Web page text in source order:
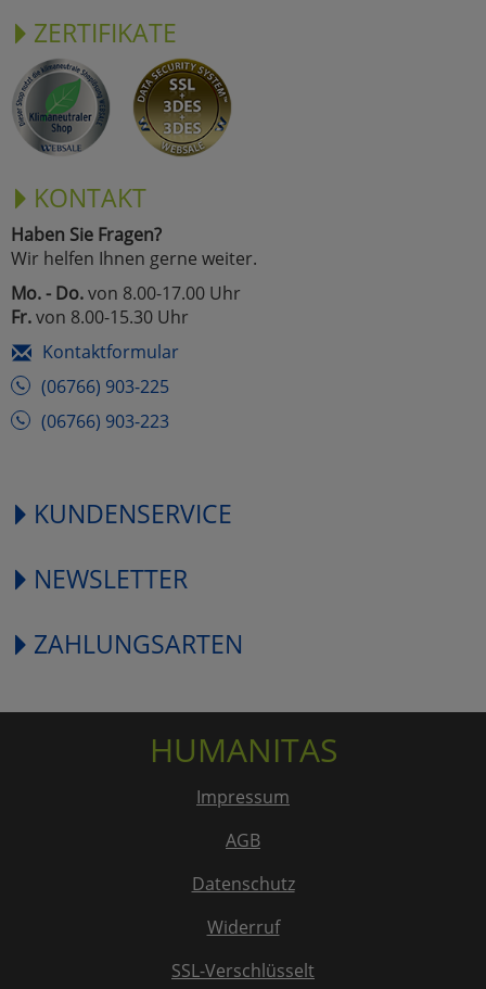
ZERTIFIKATE
KONTAKT
Haben Sie Fragen?
Wir helfen Ihnen gerne weiter.
Mo. - Do.von 8.00-17.00 Uhr
Fr.von 8.00-15.30 Uhr
Kontaktformular
(06766) 903-225
(06766) 903-223
KUNDENSERVICE
NEWSLETTER
ZAHLUNGSARTEN
HUMANITAS
Impressum
AGB
Datenschutz
Widerruf
SSL-Verschlüsselt